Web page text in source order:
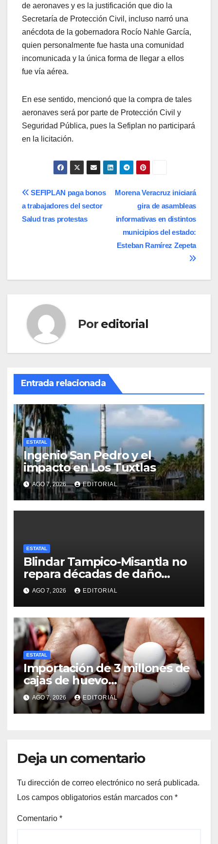
de aeronaves y es la justificación que dio la
Secretaría de Protección Civil, incluso narró una
anécdota de la gobernadora Rocío Nahle García,
quien personalmente fue hasta una comunidad
incomunicada y la única forma de llegar a ellos
fue vía aérea.
En ese sentido, mencionó que la compra de tales
aeronaves será por parte de Protección Civil y
Seguridad Pública, pues la Sefiplan no participará
en la licitación.
Navegación
de
Morena Veracruz iniciará
gira de asambleas
informativas en distintos
municipios del estado:
Esteban Ramírez Zepeta
SEFIPLAN paga bonos
a trabajadores del sector
Salud tras protestas
Por editorial
Entrada relacionada
ESTATAL
Ingenio San Pedro y el
impacto en Los Tuxtlas
AGO 7, 2026 EDITORIAL
ESTATAL
Blindar Tampico-Misantla no
repara décadas de daño
petrolero en Veracruz:
comunidades
AGO 7, 2026 EDITORIAL
ESTATAL
Importación de 3 millones de
cajas de huevo
estadounidense provoca
desplome de precios en
Veracruz; llaman a consumir
AGO 7, 2026 EDITORIAL
Deja un comentario
Tu dirección de correo electrónico no será publicada.
Los campos obligatorios están marcados con *
Comentario *